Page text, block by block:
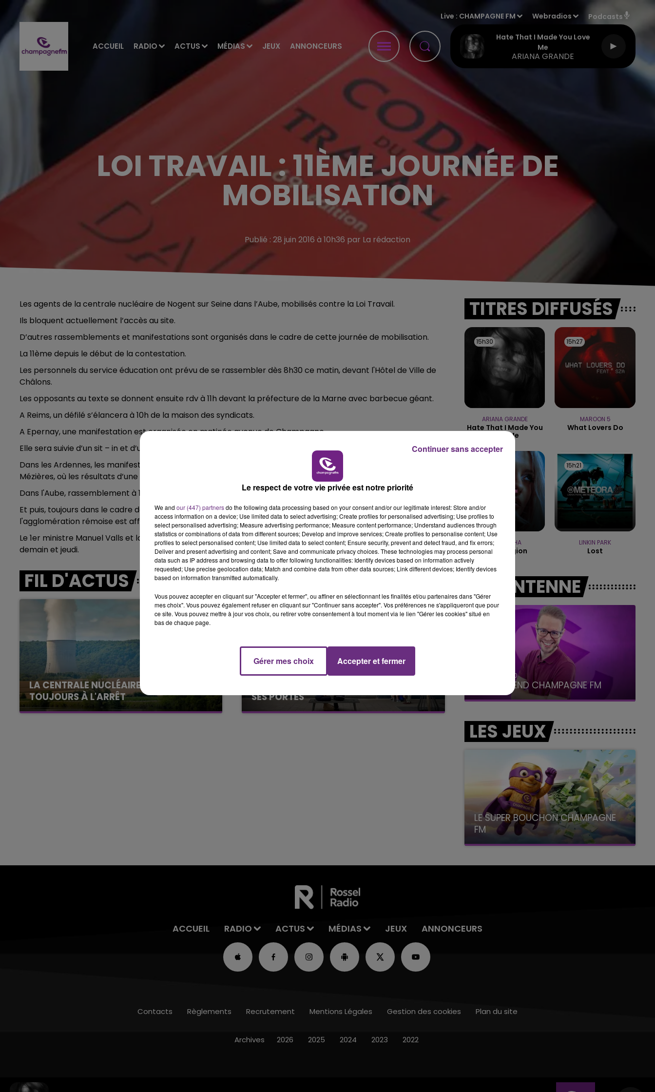
ACCUEIL RADIO ACTUS MÉDIAS JEUX ANNONCEURS
Live : CHAMPAGNE FM Webradios Podcasts
Hate That I Made You Love
Me
ARIANA GRANDE
7h00 - 12h00
LE WEEK-END CHAMPAGNE FM
16h00 - 20h00
LE WEEK-END CHAMPAGNE FM
7h00 - 12h00
LE WEEK-END CHAMPAGNE FM
LOI TRAVAIL : 11ÈME JOURNÉE DE
MOBILISATION
Publié : 28 juin 2016 à 10h36 par La rédaction
Les agents de la centrale nucléaire de Nogent sur Seine dans l’Aube, mobilisés contre la Loi Travail.
Ils bloquent actuellement l’accès au site.
D’autres rassemblements et manifestations sont organisés dans le cadre de cette journée de mobilisation.
La 11ème depuis le début de la contestation.
Les personnels du service éducation ont prévu de se rassembler dès 8h30 ce matin, devant l'Hôtel de Ville de
Châlons.
Les opposants au texte se donnent ensuite rdv à 11h devant la préfecture de la Marne avec barbecue géant.
A Reims, un défilé s’élancera à 10h de la maison des syndicats.
A Epernay, une manifestation est organisée en matinée avenue de Champagne.
Elle sera suivie d’un sit – in et d’un barbecue.
Dans les Ardennes, les manifestants se rassembleront à partir de 13h30, devant la préfecture à Charleville-
Mézières, où les résultats d’une consultation citoyenne seront remis à un représentant de l’Etat.
Dans l'Aube, rassemblement à 17h devant la préfecture à Troyes.
Et puis, toujours dans le cadre de cette journée de mobilisation contre la loi travail, le trafic des bus et trams de
l'agglomération rémoise est affecté.
Le 1er ministre Manuel Valls et la ministre du Travail Myriam El Khomri recevront les responsables syndicaux
demain et jeudi.
FIL D'ACTUS
LA CENTRALE NUCLÉAIRE DE CHOOZ
TOUJOURS À L'ARRÊT
Cela fait déjà une semaine que la centrale
SES PORTES
C'était l'une des institutions du centre-ville
TITRES DIFFUSÉS
15h30
15h30
ARIANA GRANDE
Hate That I Made You
Love Me
15h27
15h27
MAROON 5
What Lovers Do
BEBE REXHA
New Religion
15h21
15h21
LINKIN PARK
Lost
A L'ANTENNE
FM
16h00 - 20h00
LE WEEK-END CHAMPAGNE FM
7h00 - 12h00 16h00 - 20h00
LE WEEK-END CHAMPAGNE FM
LES JEUX
LE SUPER BOUCHON CHAMPAGNE
FM
avec La Famille Champagne FM, à 8H10
ACCUEIL RADIO ACTUS MÉDIAS JEUX ANNONCEURS
Contacts Règlements Recrutement Mentions Légales Gestion des cookies Plan du site
Archives 2026 2025 2024 2023 2022
Le respect de votre vie privée est notre priorité
We and our (447) partnersdo the following data processing based on your consent and/or our legitimate interest: Store and/or
access information on a device; Use limited data to select advertising; Create profiles for personalised advertising; Use profiles to
select personalised advertising; Measure advertising performance; Measure content performance; Understand audiences through
statistics or combinations of data from different sources; Develop and improve services; Create profiles to personalise content; Use
profiles to select personalised content; Use limited data to select content; Ensure security, prevent and detect fraud, and fix errors;
Deliver and present advertising and content; Save and communicate privacy choices. These technologies may process personal
data such as IP address and browsing data to offer following functionalities: Identify devices based on information actively
requested; Use precise geolocation data; Match and combine data from other data sources; Link different devices; Identify devices
based on information transmitted automatically.
Vous pouvez accepter en cliquant sur "Accepter et fermer", ou affiner en sélectionnant les finalités et/ou partenaires dans "Gérer
mes choix". Vous pouvez également refuser en cliquant sur "Continuer sans accepter". Vos préférences ne s'appliqueront que pour
ce site. Vous pouvez mettre à jour vos choix, ou retirer votre consentement à tout moment via le lien "Gérer les cookies" situé en
bas de chaque page.
Gérer mes choix Accepter et fermer
Continuer sans accepter